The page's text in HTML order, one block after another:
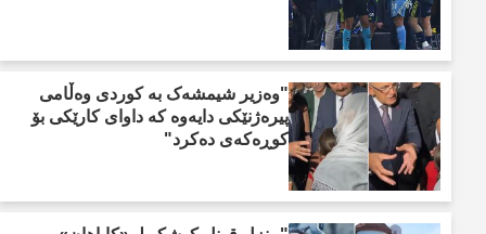
"وەزیر شیمشەک بە کوردی وەڵامی
پیرەژنێکی دایەوە کە داوای کارێکی بۆ
کوڕەکەی دەکرد"